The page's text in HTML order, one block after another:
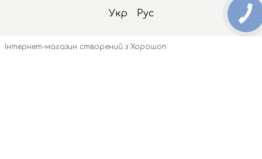
Укр Рус
Інтернет-магазин створений з Хорошоп